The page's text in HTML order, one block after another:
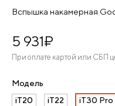
Вспышка накамерная
5 931¤
При оплате картой или СБП
Модель
iT20
iT22 iT30 Pro